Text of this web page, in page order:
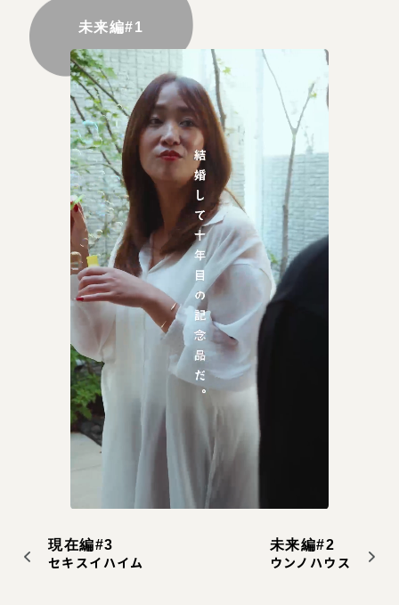
未来編#1
現在編#3
セキスイハイム
未来編#2
ウンノハウス